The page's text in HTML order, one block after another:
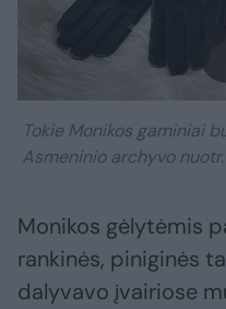
Tokie Monikos gaminiai
Asmeninio archyvo nuotr.
Monikos gėlytėmis
rankinės, piniginės
dalyvavo įvairiose